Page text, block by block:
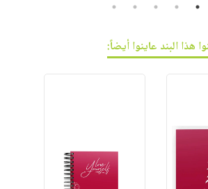
1
2
3
4
5
هذا البند عاينوا أيضاً: